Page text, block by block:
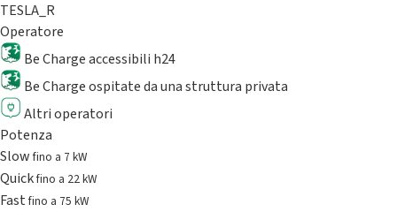
TESLA_R
Operatore
Be Charge accessibili h24
Be Charge ospitate da una struttura privata
Altri operatori
Potenza
Slowfino a 7 kW
Quickfino a 22 kW
Fastfino a 75 kW